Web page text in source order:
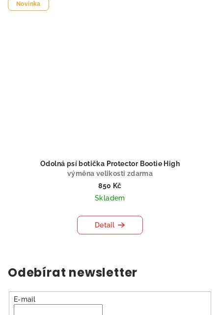
Novinka
Odolná psí botička Protector Bootie High
výměna velikosti zdarma
850 Kč
Skladem
Detail
Odebírat newsletter
E-mail